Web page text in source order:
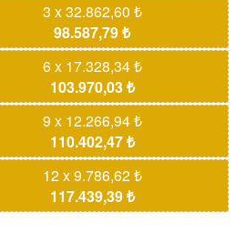
3 x 32.862,60 ₺
98.587,79 ₺
6 x 17.328,34 ₺
103.970,03 ₺
9 x 12.266,94 ₺
110.402,47 ₺
12 x 9.786,62 ₺
117.439,39 ₺